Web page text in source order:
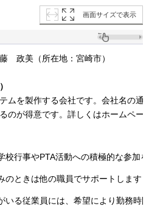
画面サイズで表示
政美（所在地：宮崎市）
ムを製作する会社です。会社名の通
のが得意です。詳しくはホームペー
校行事やPTA活動への積極的な参加
のときは他の職員でサポートします
いる従業員には、希望により勤務時